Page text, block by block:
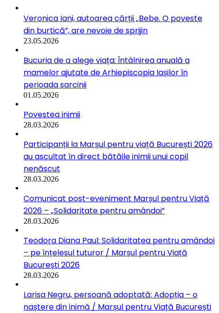
Veronica Iani, autoarea cărții „Bebe. O poveste
din burtică”, are nevoie de sprijin
23.05.2026
Bucuria de a alege viața: Întâlnirea anuală a
mamelor ajutate de Arhiepiscopia Iașilor în
perioada sarcinii
01.05.2026
Povestea inimii
28.03.2026
Participanții la Marșul pentru viață București 2026
au ascultat în direct bătăile inimii unui copil
nenăscut
28.03.2026
Comunicat post-eveniment Marșul pentru Viață
2026 – „Solidaritate pentru amândoi”
28.03.2026
Teodora Diana Paul: Solidaritatea pentru amândoi
– pe înțelesul tuturor / Marșul pentru Viață
București 2026
28.03.2026
Larisa Negru, persoană adoptată: Adopția – o
naștere din inimă / Marșul pentru Viață București